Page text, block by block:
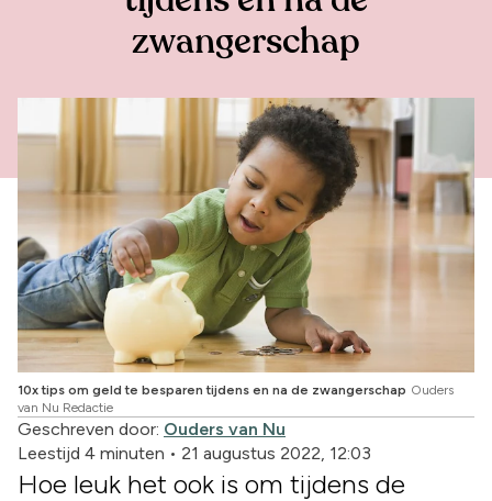
zwangerschap
10x tips om geld te besparen tijdens en na de zwangerschap Ouders
van Nu Redactie
Geschreven door: Ouders van Nu
Leestijd 4 minuten • 21 augustus 2022, 12:03
Hoe leuk het ook is om tijdens de